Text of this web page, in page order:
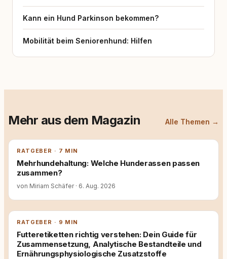
Kann ein Hund Parkinson bekommen?
Mobilität beim Seniorenhund: Hilfen
Mehr aus dem Magazin Alle Themen →
RATGEBER · 7 MIN
Mehrhundehaltung: Welche Hunderassen passen
zusammen?
von Miriam Schäfer · 6. Aug. 2026
RATGEBER · 9 MIN
Futteretiketten richtig verstehen: Dein Guide für
Zusammensetzung, Analytische Bestandteile und
Ernährungsphysiologische Zusatzstoffe